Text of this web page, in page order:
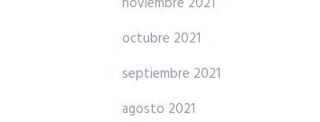
octubre 2021
septiembre 2021
agosto 2021